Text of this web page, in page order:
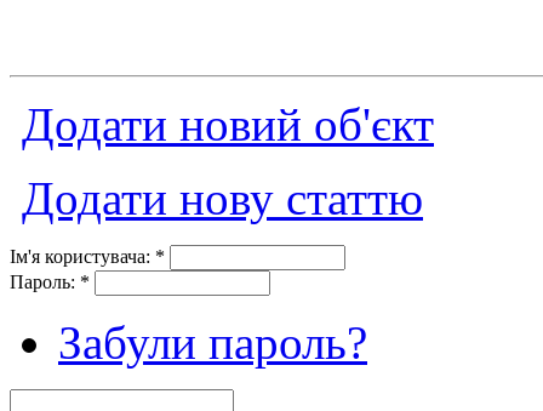
Додати новий об'єкт
Додати нову статтю
Ім'я користувача: *
Пароль: *
Забули пароль?